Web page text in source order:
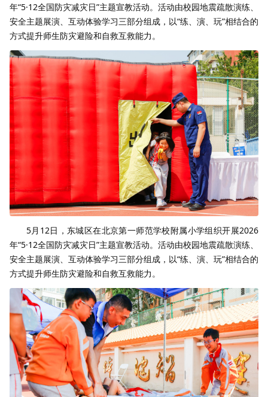
年“5·12全国防灾减灾日”主题宣教活动。活动由校园地震疏散演练、
安全主题展演、互动体验学习三部分组成，以“练、演、玩”相结合的
方式提升师生防灾避险和自救互救能力。
5月12日，东城区在北京第一师范学校附属小学组织开展2026
年“5·12全国防灾减灾日”主题宣教活动。活动由校园地震疏散演练、
安全主题展演、互动体验学习三部分组成，以“练、演、玩”相结合的
方式提升师生防灾避险和自救互救能力。